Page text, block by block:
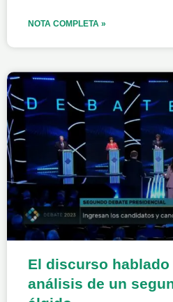
NOTA COMPLETA »
El discurso
análisis de un